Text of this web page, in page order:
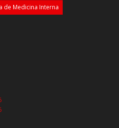
de Medicina Interna